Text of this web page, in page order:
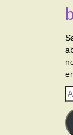
e-